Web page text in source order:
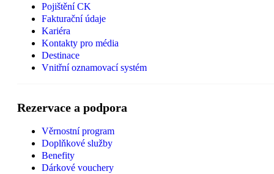
Pojištění CK
Fakturační údaje
Kariéra
Kontakty pro média
Destinace
Vnitřní oznamovací systém
Rezervace a podpora
Věrnostní program
Doplňkové služby
Benefity
Dárkové vouchery